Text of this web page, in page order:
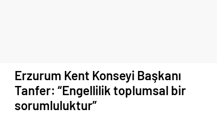
Erzurum Kent Konseyi Başkanı
Tanfer: “Engellilik toplumsal bir
sorumluluktur”